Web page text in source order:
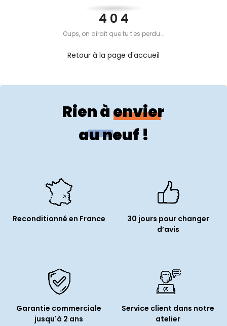
4 0 4
Oups, on dirait que tu t'es perdu...
Retour à la page d'accueil
Rien à envier
au neuf !
Reconditionné en France
30 jours pour changer
d’avis
Garantie commerciale
jusqu'à 2 ans
Service client dans notre
atelier